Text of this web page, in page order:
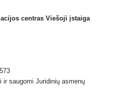
centras Viešoji įstaiga
saugomi Juridinių asmenų